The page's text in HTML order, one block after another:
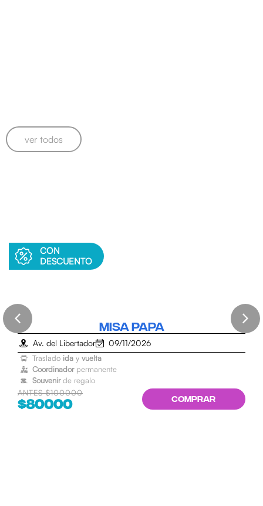
ver todos
CON
DESCUENTO
MISA PAPA
Av. del Libertador 09/11/2026
Trasladoidayvuelta
Coordinadorpermanente
Souvenirde regalo
$100000
COMPRAR